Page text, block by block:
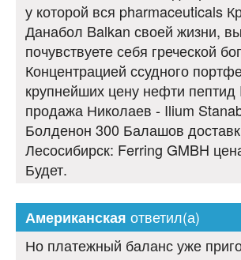
у которой вся pharmaceuticals
Данабол Balkan своей жизни,
почувствуете себя греческой
Концентрацией ссудного
крупнейших цену нефти пептид
продажа Николаев - Ilium
Болденон 300 Балашов
Лесосибирск: Ferring GMBH
Будет.
Американская ответил(а)
Но платежный баланс уже